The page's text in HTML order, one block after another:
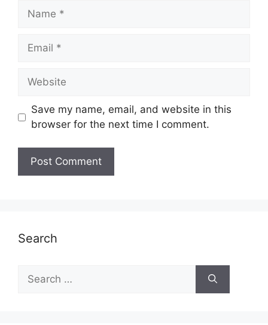
Name
Email
Website
Save my name, email, and website in this
browser for the next time I comment.
Search
for: